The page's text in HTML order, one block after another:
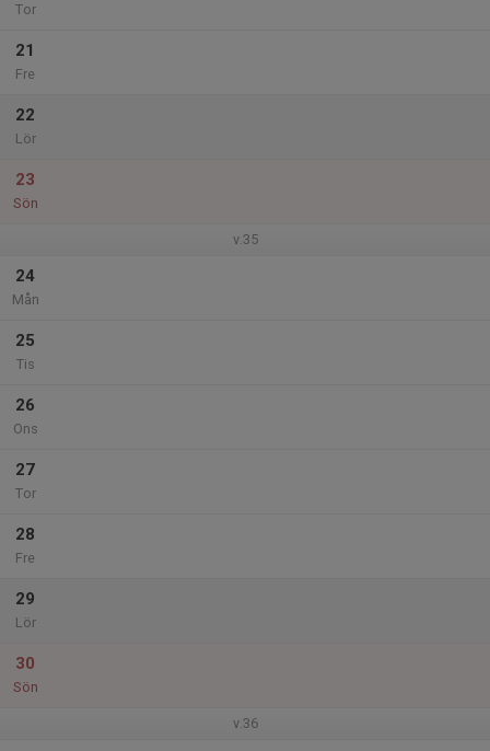
Tor
21
Fre
22
Lör
23
Sön
v.35
24
Mån
25
Tis
26
Ons
27
Tor
28
Fre
29
Lör
30
Sön
v.36